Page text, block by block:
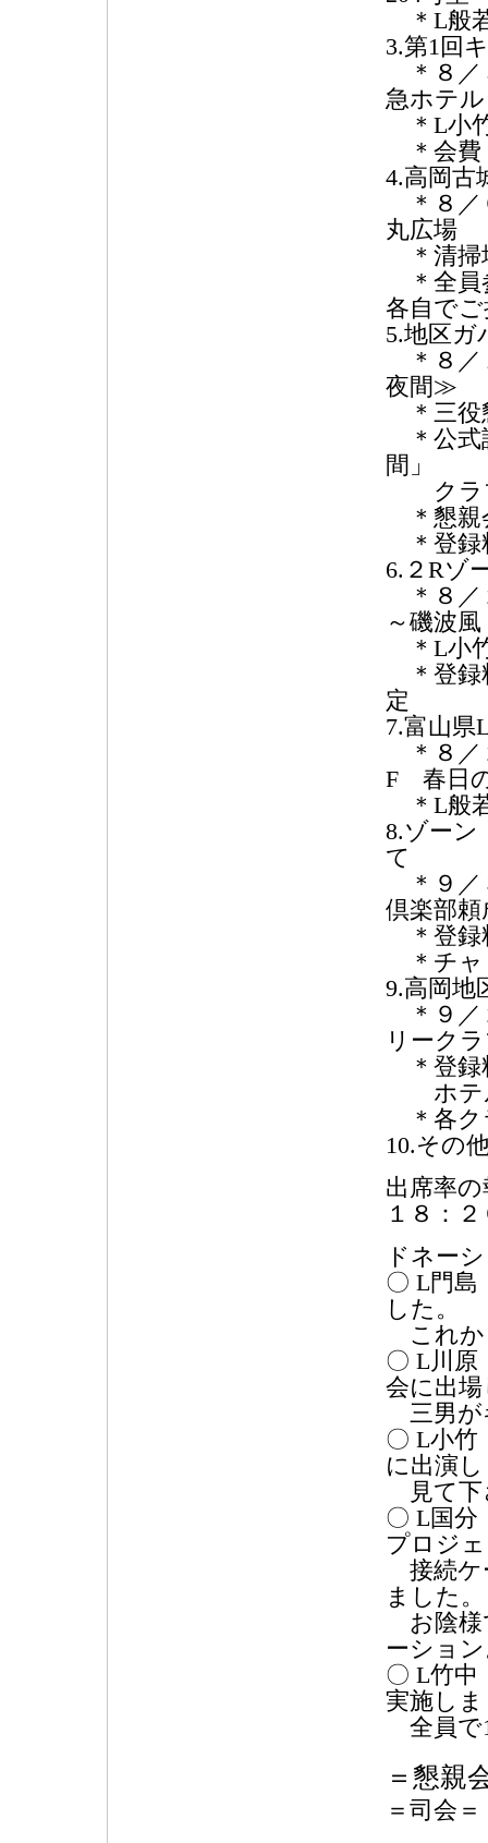
＊L
3.第1回
＊８／
急ホテル
＊L小
＊会費
4.高岡古
＊８／
丸広場
＊清掃
＊全員
各自で
5.地区ガ
＊８／
夜間≫
＊三役
＊公式
間」
クラ
＊懇親
＊登録
6.２Rゾ
＊８／
～磯波風
＊L小
＊登録
定
7.富山県
＊８／
F 春日
＊L般
8.ゾーン
て
＊９／
倶楽部
＊登
＊チャ
9.高岡地
＊９／
リーク
＊登録
ホテル
＊各ク
10.その
出席率
１８：
ドネー
〇 L門
した。
これか
〇 L川
会に出
三男が
〇 L小
に出演
見て下
〇 L国
プロジ
接続ケ
ました。
お陰様
ーショ
〇 L竹
実施し
全員で
＝懇親
＝司